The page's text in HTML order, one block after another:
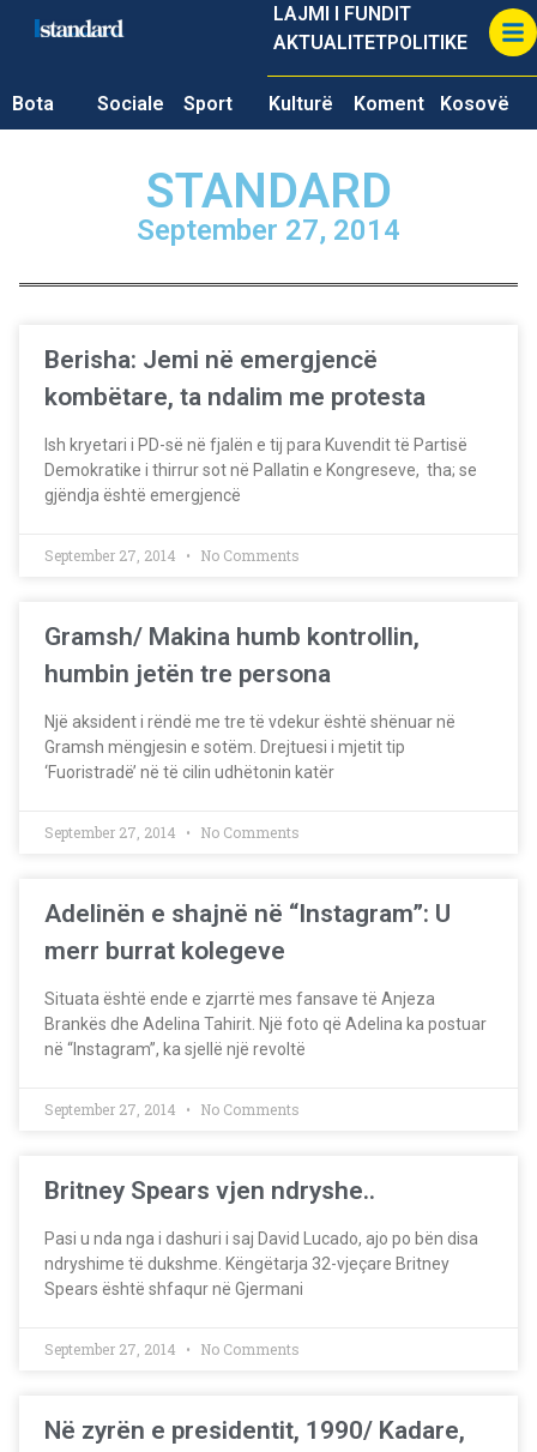
LAJMI I FUNDIT
AKTUALITETPOLITIKE
Bota Sociale Sport Kulturë Koment Kosovë
STANDARD
September 27, 2014
Berisha: Jemi në emergjencë
kombëtare, ta ndalim me protesta
Ish kryetari i PD-së në fjalën e tij para Kuvendit të Partisë
Demokratike i thirrur sot në Pallatin e Kongreseve, tha; se
gjëndja është emergjencë
September 27, 2014 No Comments
Gramsh/ Makina humb kontrollin,
humbin jetën tre persona
Një aksident i rëndë me tre të vdekur është shënuar në
Gramsh mëngjesin e sotëm. Drejtuesi i mjetit tip
‘Fuoristradë’ në të cilin udhëtonin katër
September 27, 2014 No Comments
Adelinën e shajnë në “Instagram”: U
merr burrat kolegeve
Situata është ende e zjarrtë mes fansave të Anjeza
Brankës dhe Adelina Tahirit. Një foto që Adelina ka postuar
në “Instagram”, ka sjellë një revoltë
September 27, 2014 No Comments
Britney Spears vjen ndryshe..
P​asi u nda nga i dashuri i saj David Lucado, ajo po bën disa
ndryshime të dukshme. Këngëtarja 32-vjeçare Britney
Spears është shfaqur në Gjermani
September 27, 2014 No Comments
Në zyrën e presidentit, 1990/ Kadare,